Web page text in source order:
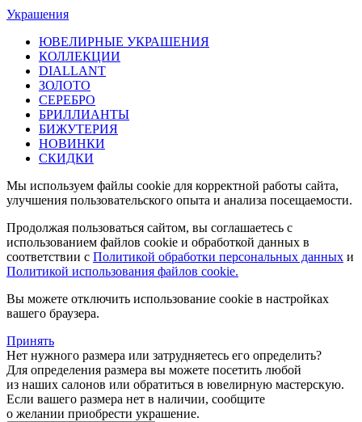
Украшения
ЮВЕЛИРНЫЕ УКРАШЕНИЯ
КОЛЛЕКЦИИ
DIALLANT
ЗОЛОТО
СЕРЕБРО
БРИЛЛИАНТЫ
БИЖУТЕРИЯ
НОВИНКИ
СКИДКИ
Мы используем файлы cookie для корректной работы сайта,
улучшения пользовательского опыта и анализа посещаемости.
Продолжая пользоваться сайтом, вы соглашаетесь с
использованием файлов cookie и обработкой данных в
соответствии с Политикой обработки персональных данных и
Политикой использования файлов cookie.
Вы можете отключить использование cookie в настройках
вашего браузера.
Принять
Нет нужного размера или затрудняетесь его определить?
Для определения размера вы можете посетить любой
из наших салонов или обратиться в ювелирную мастерскую.
Если вашего размера нет в наличии, сообщите
о желании приобрести украшение.